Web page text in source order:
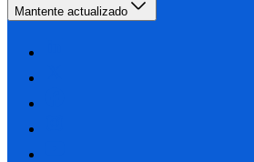
Mantente actualizado